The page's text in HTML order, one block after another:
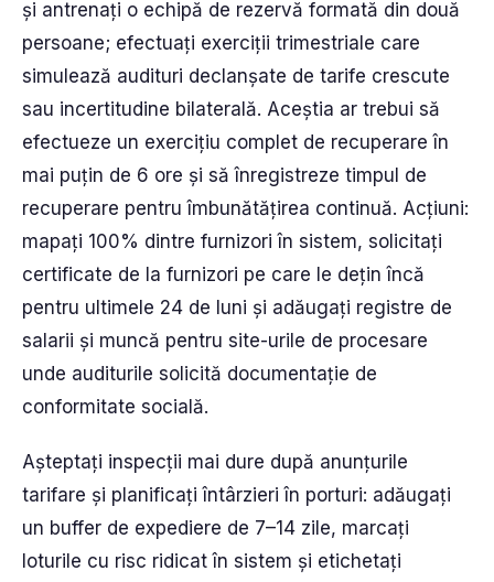
și antrenați o echipă de rezervă formată din două
persoane; efectuați exerciții trimestriale care
simulează audituri declanșate de tarife crescute
sau incertitudine bilaterală. Aceștia ar trebui să
efectueze un exercițiu complet de recuperare în
mai puțin de 6 ore și să înregistreze timpul de
recuperare pentru îmbunătățirea continuă. Acțiuni:
mapați 100% dintre furnizori în sistem, solicitați
certificate de la furnizori pe care le dețin încă
pentru ultimele 24 de luni și adăugați registre de
salarii și muncă pentru site-urile de procesare
unde auditurile solicită documentație de
conformitate socială.
Așteptați inspecții mai dure după anunțurile
tarifare și planificați întârzieri în porturi: adăugați
un buffer de expediere de 7–14 zile, marcați
loturile cu risc ridicat în sistem și etichetați